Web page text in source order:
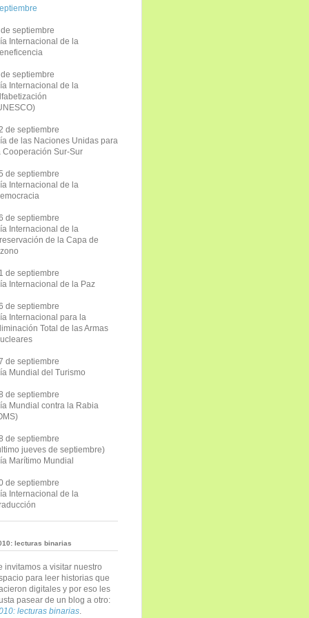
septiembre
Internacional de la
septiembre
Internacional de la
de septiembre
de las Naciones Unidas para
Cooperación Sur-Sur
de septiembre
Internacional de la
de septiembre
Internacional de la
de la Capa de
de septiembre
Internacional de la Paz
de septiembre
Internacional para la
Total de las Armas
de septiembre
Mundial del Turismo
de septiembre
Mundial contra la Rabia
de septiembre
jueves de septiembre)
Marítimo Mundial
de septiembre
Internacional de la
lecturas binarias
invitamos a visitar nuestro
para leer historias que
digitales y por eso les
pasear de un blog a otro:
lecturas binarias